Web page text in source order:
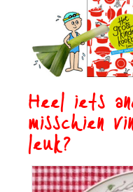
Heel iets
misschien
leuk?